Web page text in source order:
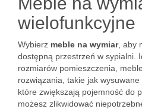
wielofunkcyjne
Wybierz meble na wymiar, aby
dostępną przestrzeń w sypialni.
rozmiarów pomieszczenia,
rozwiązania, takie jak wysuwane
które zwiększają pojemność do
możesz zlikwidować